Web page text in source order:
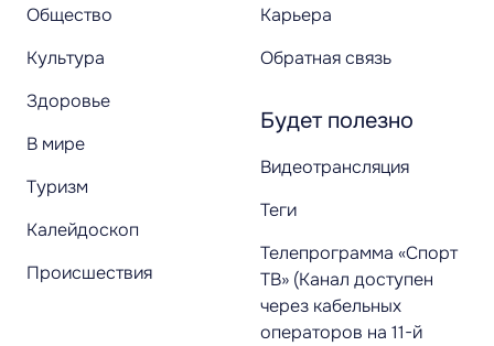
Общество
Культура
Здоровье
В мире
Туризм
Калейдоскоп
Происшествия
Карьера
Обратная связь
Будет полезно
Видеотрансляция
Теги
Телепрограмма «Спорт
ТВ» (Канал доступен
через кабельных
операторов на 11-й